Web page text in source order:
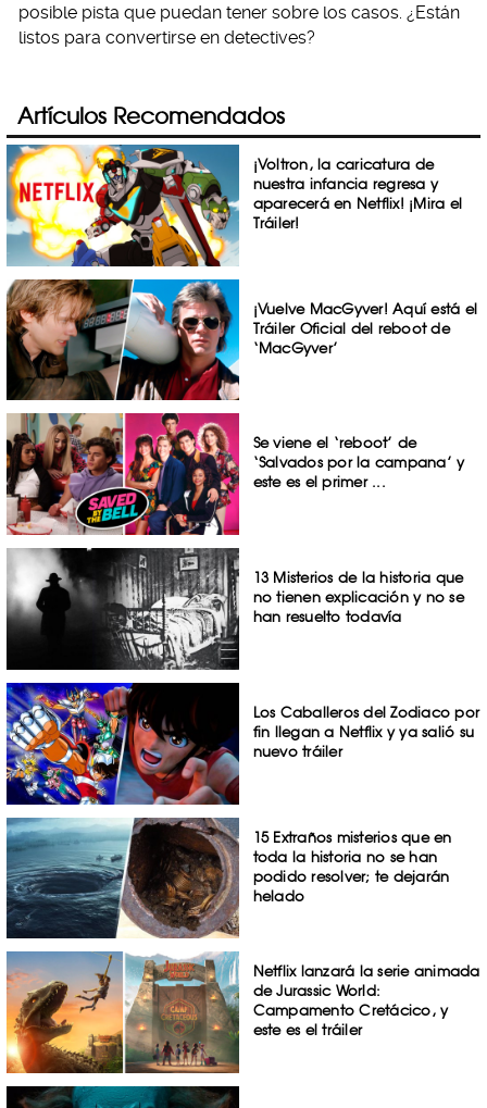
posible pista que puedan tener sobre los casos. ¿Están
listos para convertirse en detectives?
Artículos Recomendados
¡Voltron, la caricatura de
nuestra infancia regresa y
aparecerá en Netflix! ¡Mira el
Tráiler!
¡Vuelve MacGyver! Aquí está el
Tráiler Oficial del reboot de
‘MacGyver’
Se viene el ‘reboot’ de
‘Salvados por la campana’ y
este es el primer ...
13 Misterios de la historia que
no tienen explicación y no se
han resuelto todavía
Los Caballeros del Zodiaco por
fin llegan a Netflix y ya salió su
nuevo tráiler
15 Extraños misterios que en
toda la historia no se han
podido resolver; te dejarán
helado
Netflix lanzará la serie animada
de Jurassic World:
Campamento Cretácico, y
este es el tráiler